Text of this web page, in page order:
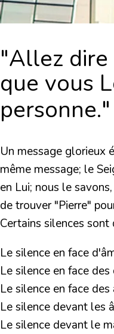
"Allez dire
que vous
personne."
Un message glorieux
même message; le
en Lui; nous le
de trouver "Pierre"
Certains silences
Le silence en face
Le silence en face
Le silence en face
Le silence devant les
Le silence devant le